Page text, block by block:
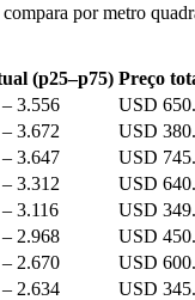
por metro
(p25–p75) Preço
3.556 USD
3.672 USD
3.647 USD
3.312 USD
3.116 USD
2.968 USD
2.670 USD
2.634 USD